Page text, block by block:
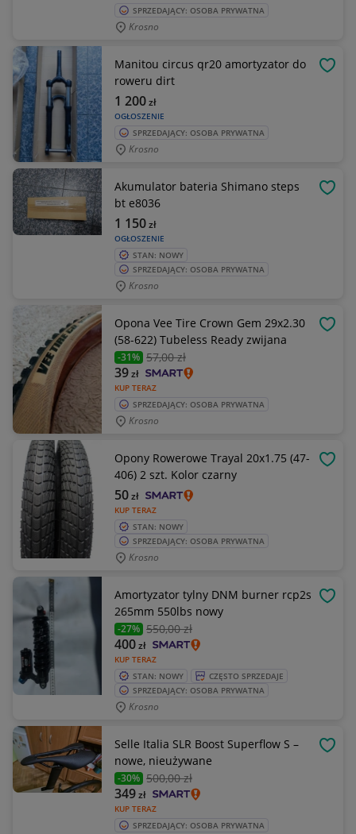
SPRZEDAJĄCY: OSOBA PRYWATNA
Krosno
Manitou circus qr20 amortyzator do
roweru dirt
OGŁOSZENIE
1 200zł
SPRZEDAJĄCY: OSOBA PRYWATNA
Krosno
Akumulator bateria Shimano steps
bt e8036
OGŁOSZENIE
1 150zł
STAN: NOWY
SPRZEDAJĄCY: OSOBA PRYWATNA
Krosno
Opona Vee Tire Crown Gem 29x2.30
(58-622) Tubeless Ready zwijana
-31% 57,00 zł
KUP TERAZ
39zł
SPRZEDAJĄCY: OSOBA PRYWATNA
Krosno
Opony Rowerowe Trayal 20x1.75 (47-
406) 2 szt. Kolor czarny
KUP TERAZ
50zł
STAN: NOWY
SPRZEDAJĄCY: OSOBA PRYWATNA
Krosno
Amortyzator tylny DNM burner rcp2s
265mm 550lbs nowy
-27% 550,00 zł
KUP TERAZ
400zł
STAN: NOWY
CZĘSTO SPRZEDAJE
SPRZEDAJĄCY: OSOBA PRYWATNA
Krosno
Selle Italia SLR Boost Superflow S –
nowe, nieużywane
-30% 500,00 zł
KUP TERAZ
349zł
SPRZEDAJĄCY: OSOBA PRYWATNA